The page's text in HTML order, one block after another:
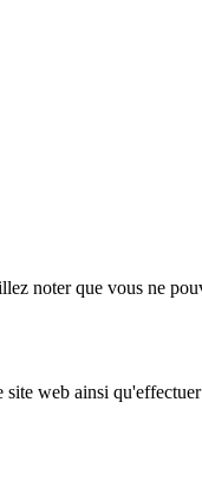
noter que vous ne
web ainsi